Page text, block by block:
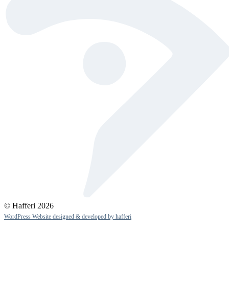
© Hafferi 2026
WordPress Website designed & developed by hafferi